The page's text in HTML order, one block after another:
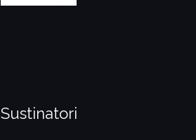
Sustinatori